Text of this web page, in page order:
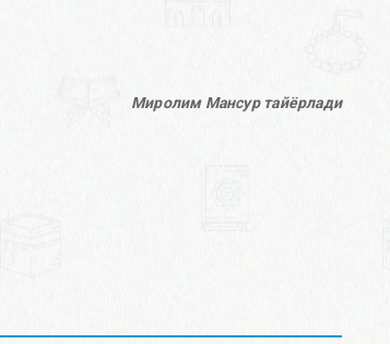
Миролим Мансур тайёрлади